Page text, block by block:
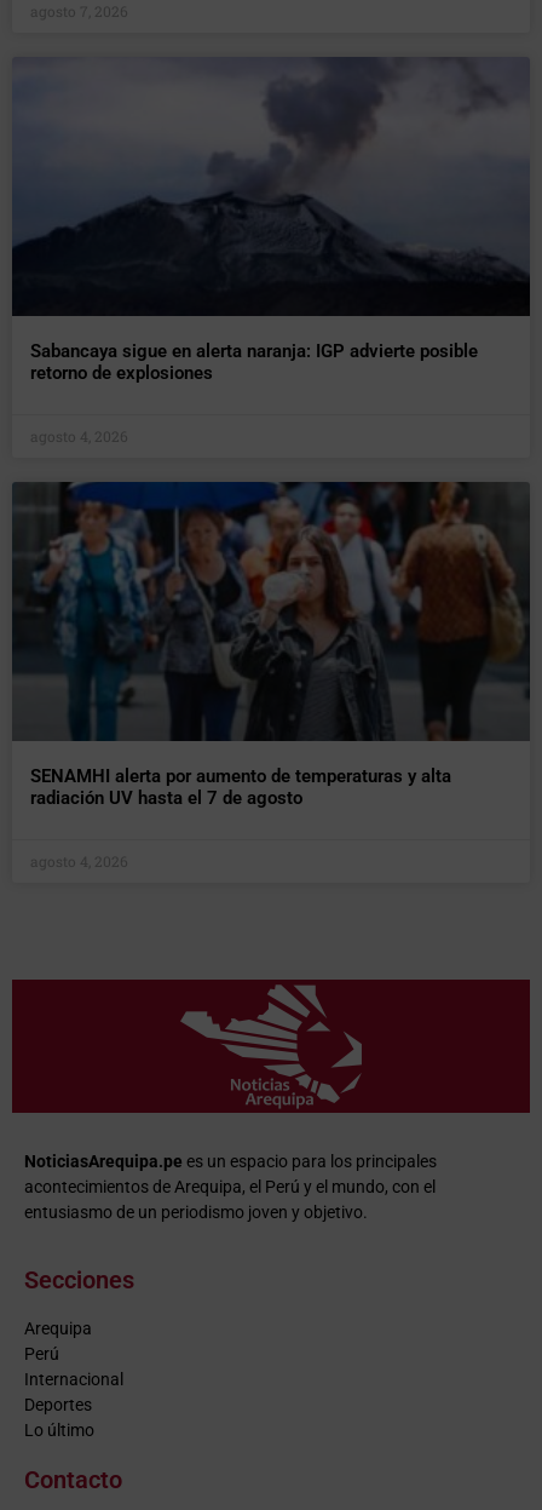
agosto 7, 2026
Sabancaya sigue en alerta naranja: IGP advierte posible
retorno de explosiones
agosto 4, 2026
SENAMHI alerta por aumento de temperaturas y alta
radiación UV hasta el 7 de agosto
agosto 4, 2026
NoticiasArequipa.pe es un espacio para los principales
acontecimientos de Arequipa, el Perú y el mundo, con el
entusiasmo de un periodismo joven y objetivo.
Secciones
Arequipa
Perú
Internacional
Deportes
Lo último
Contacto